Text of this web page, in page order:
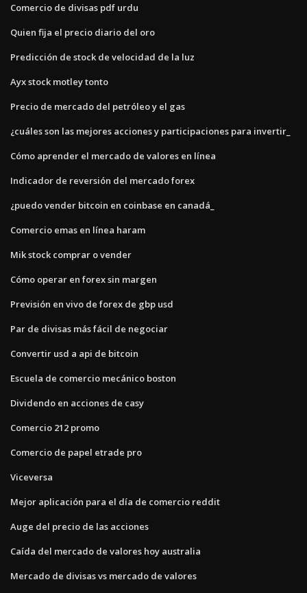
Comercio de divisas pdf urdu
Quien fija el precio diario del oro
Predicción de stock de velocidad de la luz
Ayx stock motley tonto
Precio de mercado del petróleo y el gas
¿cuáles son las mejores acciones y participaciones para invertir_
Cómo aprender el mercado de valores en línea
Indicador de reversión del mercado forex
¿puedo vender bitcoin en coinbase en canadá_
Comercio emas en línea haram
Mik stock comprar o vender
Cómo operar en forex sin margen
Previsión en vivo de forex de gbp usd
Par de divisas más fácil de negociar
Convertir usd a api de bitcoin
Escuela de comercio mecánico boston
Dividendo en acciones de casy
Comercio 212 promo
Comercio de papel etrade pro
Viceversa
Mejor aplicación para el día de comercio reddit
Auge del precio de las acciones
Caída del mercado de valores hoy australia
Mercado de divisas vs mercado de valores